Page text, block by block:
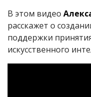
В этом видео
расскажет о
поддержки
искусственного